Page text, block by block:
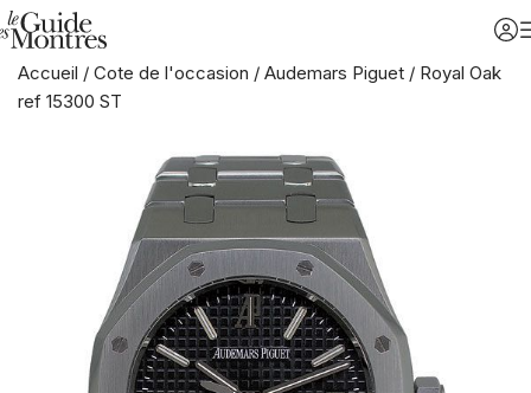
Accueil / Cote de l'occasion / Audemars Piguet / Royal Oak
ref 15300 ST